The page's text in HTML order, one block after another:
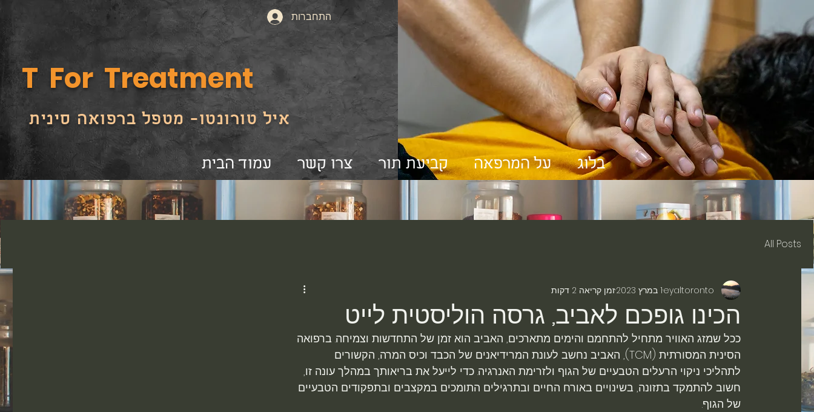
התחברות
T For Treatment
איל טורונטו- מטפל ברפואה סינית
עמוד הבית צרו קשר קביעת תור על המרפאה בלוג
All Posts
הכינו גופכם לאביב, גרסה הוליסטית לייט
eyaltoronto1 במרץ 2023 זמן קריאה 2 דקות
ככל שמזג האוויר מתחיל להתחמם והימים מתארכים, האביב הוא זמן של התחדשות וצמיחה. ברפואה
הסינית המסורתית (TCM), האביב נחשב לעונת המרידיאנים של הכבד וכיס המרה, הקשורים
לתהליכי ניקוי הרעלים הטבעיים של הגוף ולזרימת האנרגיה. כדי לייעל את בריאותך במהלך עונה זו,
חשוב להתמקד בתזונה, בשינויים באורח החיים ובתרגילים התומכים במקצבים ובתפקודים הטבעיים
של הגוף.